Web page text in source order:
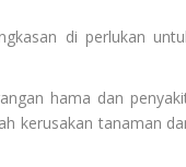
di perlukan
hama dan
kerusakan tanaman